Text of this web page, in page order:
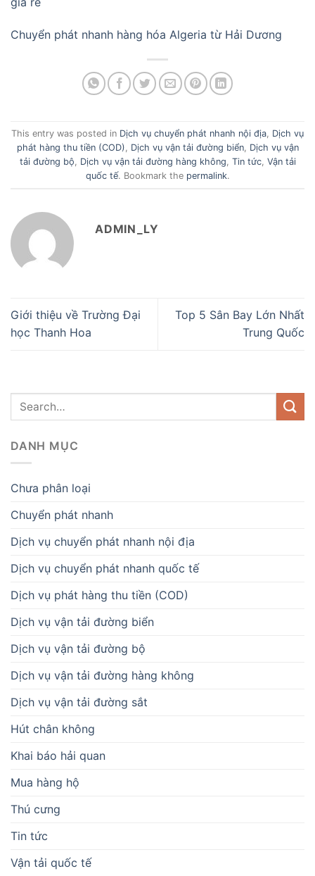
Chuyển phát nhanh hàng hóa Algeria từ Hải Dương
This entry was posted in Dịch vụ chuyển phát nhanh nội địa Dịch vụ
phát hàng thu tiền (COD)
Dịch vụ vận tải đường biển, Dịch vụ vận
tải đường bộ
Dịch vụ vận tải đường hàng không Tin tức, Vận tải
quốc tế. Bookmark the permalink.
ADMIN_LY
Giới thiệu về Trường Đại
học Thanh Hoa
Top 5 Sân Bay Lớn Nhất
Trung Quốc
DANH MỤC
Chưa phân loại
Chuyển phát nhanh
Dịch vụ chuyển phát nhanh nội địa
Dịch vụ chuyển phát nhanh quốc tế
Dịch vụ phát hàng thu tiền (COD)
Dịch vụ vận tải đường biển
Dịch vụ vận tải đường bộ
Dịch vụ vận tải đường hàng không
Dịch vụ vận tải đường sắt
Hút chân không
Khai báo hải quan
Mua hàng hộ
Thú cưng
Tin tức
Vận tải quốc tế